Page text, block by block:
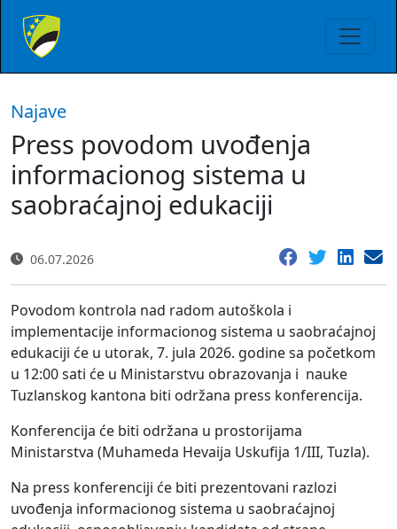
Najave
Press povodom uvođenja
informacionog sistema u
saobraćajnoj edukaciji
06.07.2026
Povodom kontrola nad radom autoškola i
implementacije informacionog sistema u saobraćajnoj
edukaciji će u utorak, 7. jula 2026. godine sa početkom
u 12:00 sati će u Ministarstvu obrazovanja i nauke
Tuzlanskog kantona biti održana press konferencija.
Konferencija će biti održana u prostorijama
Ministarstva (Muhameda Hevaija Uskufija 1/III, Tuzla).
Na press konferenciji će biti prezentovani razlozi
uvođenja informacionog sistema u saobraćajnoj